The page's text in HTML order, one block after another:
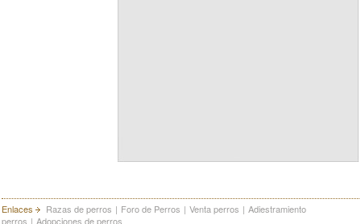
Enlaces Razas de perros | Foro de Perros | Venta perros | Adiestramiento
perros | Adopciones de perros